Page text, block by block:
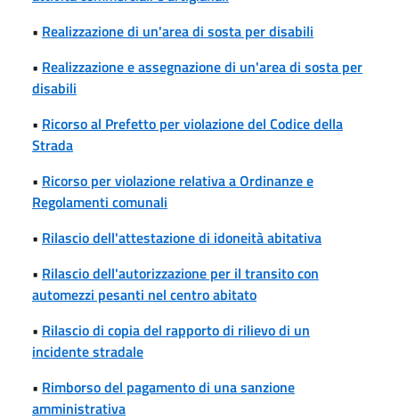
• Realizzazione di un'area di sosta per disabili
• Realizzazione e assegnazione di un'area di sosta per
disabili
• Ricorso al Prefetto per violazione del Codice della
Strada
• Ricorso per violazione relativa a Ordinanze e
Regolamenti comunali
• Rilascio dell'attestazione di idoneità abitativa
• Rilascio dell'autorizzazione per il transito con
automezzi pesanti nel centro abitato
• Rilascio di copia del rapporto di rilievo di un
incidente stradale
• Rimborso del pagamento di una sanzione
amministrativa